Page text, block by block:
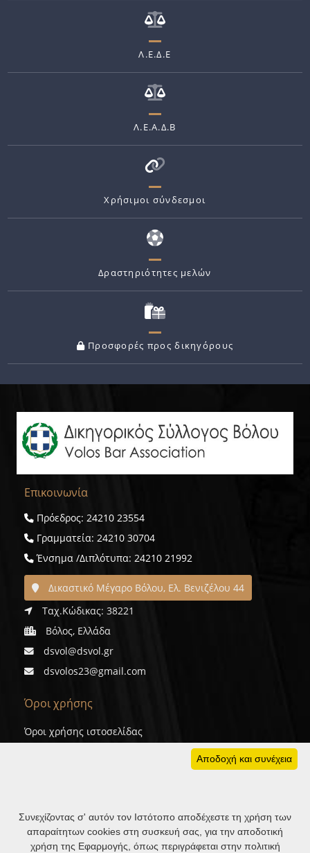
Λ.Ε.Δ.Ε
Λ.Ε.Α.Δ.Β
Χρήσιμοι σύνδεσμοι
Δραστηριότητες μελών
Προσφορές προς δικηγόρους
Επικοινωνία
Πρόεδρος: 24210 23554
Γραμματεία: 24210 30704
Ένσημα /Διπλότυπα: 24210 21992
Δικαστικό Μέγαρο Βόλου, Ελ. Βενιζέλου 44
Ταχ.Κώδικας: 38221
Βόλος, Ελλάδα
dsvol@dsvol.gr
dsvolos23@gmail.com
Όροι χρήσης
Όροι χρήσης ιστοσελίδας
Αποδοχή και συνέχεια
Συνεχίζοντας σ' αυτόν τον Ιστότοπο αποδέχεστε τη χρήση των
απαραίτητων cookies στη συσκευή σας, για την αποδοτική
χρήση της Εφαρμογής, όπως περιγράφεται στην πολιτική